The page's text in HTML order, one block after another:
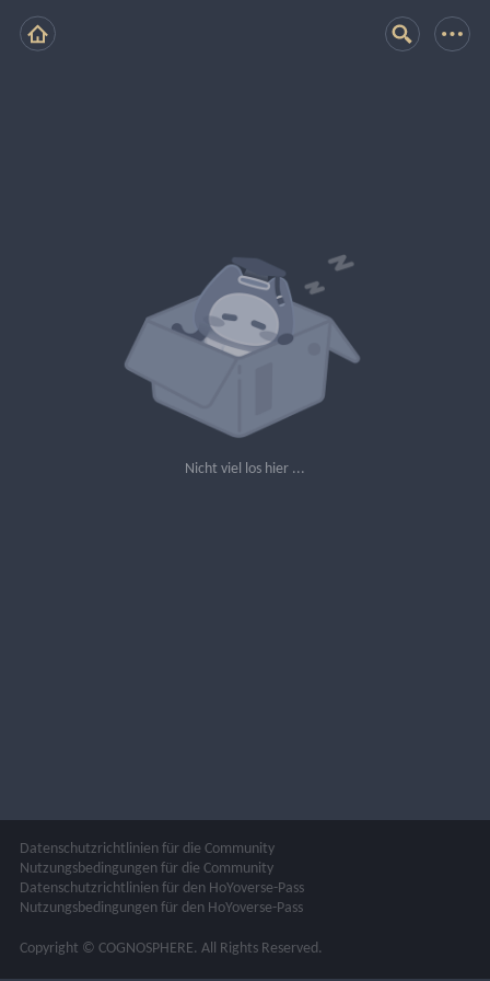
Nicht viel los hier ...
Datenschutzrichtlinien für die Community
Nutzungsbedingungen für die Community
Datenschutzrichtlinien für den HoYoverse-Pass
Nutzungsbedingungen für den HoYoverse-Pass
Copyright © COGNOSPHERE. All Rights Reserved.